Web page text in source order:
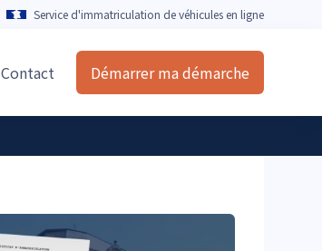
Service d'immatriculation de véhicules en ligne
Contact Démarrer ma démarche